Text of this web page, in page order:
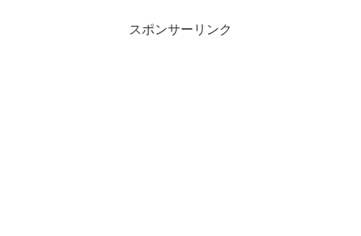
スポンサーリンク